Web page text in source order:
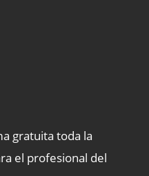
gratuita toda la
el profesional del